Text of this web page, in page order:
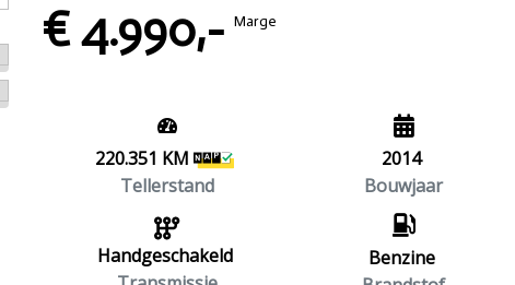
€ 4.990,- Marge
220.351 KM
Tellerstand
Handgeschakeld
2014
Bouwjaar
Benzine